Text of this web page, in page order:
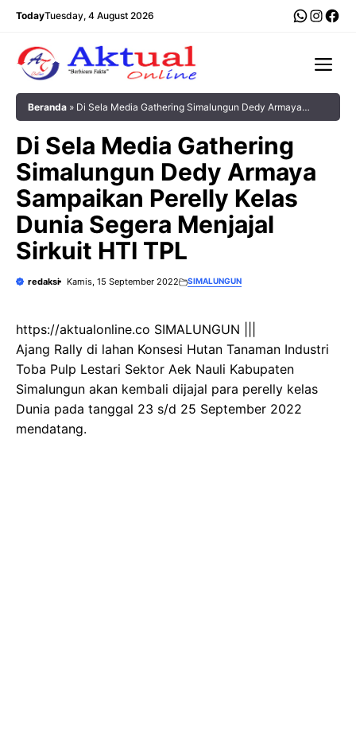
Langsung
TodayTuesday, 4 August 2026
Beranda » Di Sela Media Gathering Simalungun Dedy Armaya
Di Sela Media Gathering
Simalungun Dedy Armaya
Sampaikan Perelly Kelas
Dunia Segera Menjajal
Sirkuit HTI TPL
redaksi Kamis, 15 September 2022 SIMALUNGUN
https://aktualonline.co SIMALUNGUN |||
Ajang Rally di lahan Konsesi Hutan Tanaman Industri
Toba Pulp Lestari Sektor Aek Nauli Kabupaten
Simalungun akan kembali dijajal para perelly kelas
Dunia pada tanggal 23 s/d 25 September 2022
mendatang.